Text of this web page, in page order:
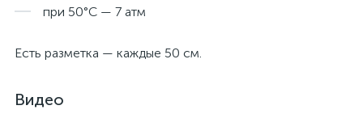
при 50°С — 7 атм
Есть разметка — каждые 50 см.
Видео